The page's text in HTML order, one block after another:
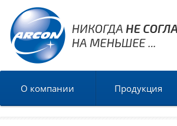
О компании Продукция